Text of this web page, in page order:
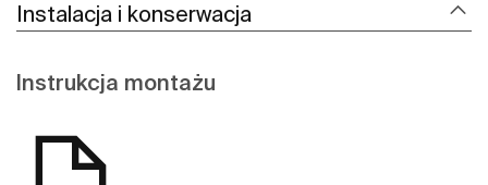
Instalacja i konserwacja
Instrukcja montażu